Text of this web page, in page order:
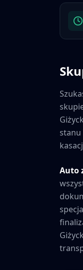
Auto